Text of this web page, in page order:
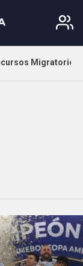
Migratorios